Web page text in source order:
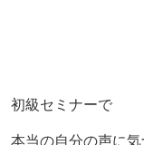
初級セミナーで
本当の自分の声に気